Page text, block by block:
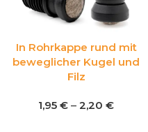
In Rohrkappe rund mit
beweglicher Kugel und
Filz
1,95 € – 2,20 €